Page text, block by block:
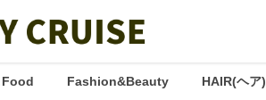
Fashion&Beauty HAIR(ヘア)